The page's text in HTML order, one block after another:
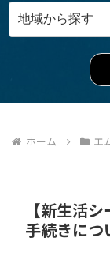
ホーム エ
【新生活
手続きにつ